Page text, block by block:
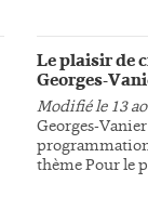
Le plaisir de
Georges-
Modifié le 13
Georges-
thème Pour le